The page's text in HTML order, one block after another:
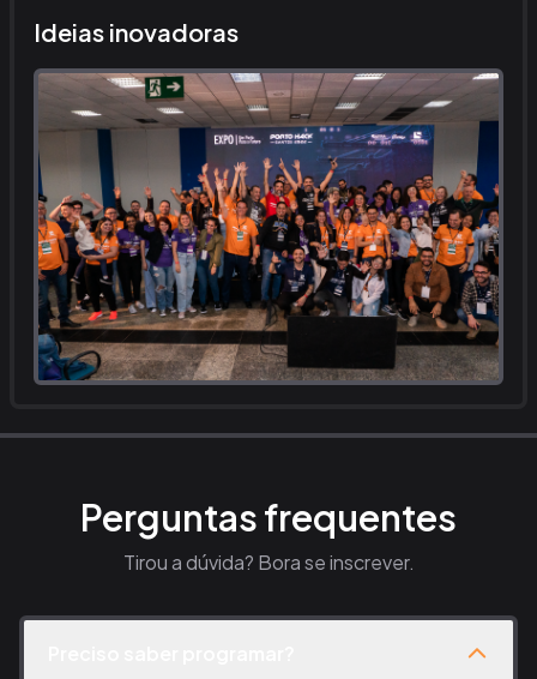
Ideias inovadoras
Perguntas frequentes
Tirou a dúvida? Bora se inscrever.